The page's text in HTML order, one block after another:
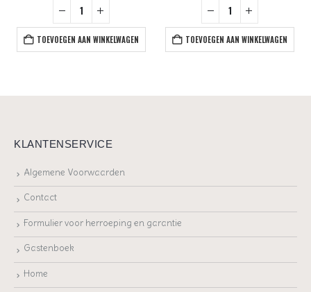
TOEVOEGEN AAN WINKELWAGEN TOEVOEGEN AAN WINKELWAGEN
KLANTENSERVICE
Algemene Voorwaarden
Contact
Formulier voor herroeping en garantie
Gastenboek
Home